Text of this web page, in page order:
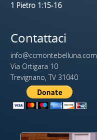
1 Pietro 1:15-16
Contattaci
info@ccmontebelluna.com
Via Ortigara 10
Trevignano, TV 31040